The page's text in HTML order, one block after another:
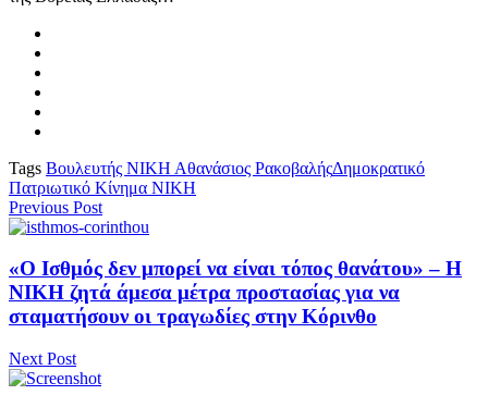
Tags Βουλευτής ΝΙΚΗ Αθανάσιος ΡακοβαλήςΔημοκρατικό
Πατριωτικό Κίνημα ΝΙΚΗ
Previous Post
«Ο Ισθμός δεν μπορεί να είναι τόπος θανάτου» – Η
ΝΙΚΗ ζητά άμεσα μέτρα προστασίας για να
σταματήσουν οι τραγωδίες στην Κόρινθο
Next Post